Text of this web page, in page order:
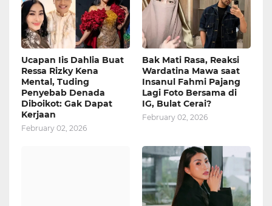
Ucapan Iis Dahlia Buat
Ressa Rizky Kena
Mental, Tuding
Penyebab Denada
Diboikot: Gak Dapat
Kerjaan
February 02, 2026
Bak Mati Rasa, Reaksi
Wardatina Mawa saat
Insanul Fahmi Pajang
Lagi Foto Bersama di
IG, Bulat Cerai?
February 02, 2026